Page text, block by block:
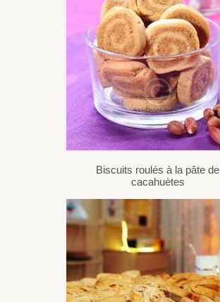
Biscuits roulés à la pâte de
cacahuètes